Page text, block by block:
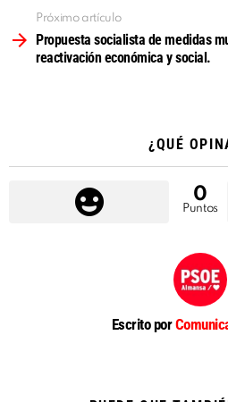
Próximo artículo
Propuesta socialista de medidas
reactivación económica y social.
¿QUÉ
0
Puntos
Escrito por